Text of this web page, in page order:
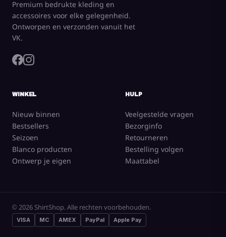
Premium bedrukte kleding en
accessoires voor elke gelegenheid.
Ontworpen en verzonden vanuit het
VK.
WINKEL
Nieuw binnen
Bestsellers
Seizoen
Blanco producten
Ontwerp je eigen
HULP
Veelgestelde vragen
Bezorginfo
Retourneren
Bestelling volgen
Maattabel
© 2026 ShirtShop. Alle rechten voorbehouden.
VISA MC AMEX PayPal Apple Pay